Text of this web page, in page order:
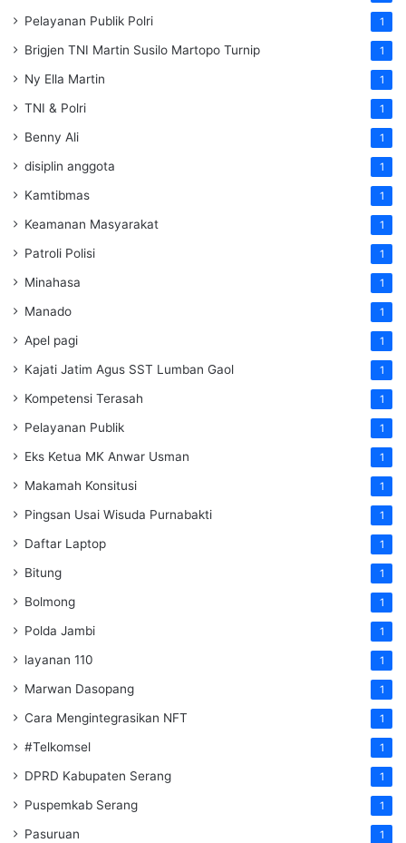
Pelayanan Publik Polri 1
Brigjen TNI Martin Susilo Martopo Turnip 1
Ny Ella Martin 1
TNI & Polri 1
Benny Ali 1
disiplin anggota 1
Kamtibmas 1
Keamanan Masyarakat 1
Patroli Polisi 1
Minahasa 1
Manado 1
Apel pagi 1
Kajati Jatim Agus SST Lumban Gaol 1
Kompetensi Terasah 1
Pelayanan Publik 1
Eks Ketua MK Anwar Usman 1
Makamah Konsitusi 1
Pingsan Usai Wisuda Purnabakti 1
Daftar Laptop 1
Bitung 1
Bolmong 1
Polda Jambi 1
layanan 110 1
Marwan Dasopang 1
Cara Mengintegrasikan NFT 1
#Telkomsel 1
DPRD Kabupaten Serang 1
Puspemkab Serang 1
Pasuruan 1